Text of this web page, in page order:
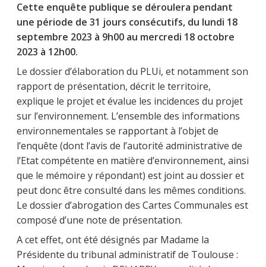
Cette enquête publique se déroulera pendant
une période de 31 jours consécutifs, du lundi 18
septembre 2023 à 9h00 au mercredi 18 octobre
2023 à 12h00.
Le dossier d’élaboration du PLUi, et notamment son
rapport de présentation, décrit le territoire,
explique le projet et évalue les incidences du projet
sur l’environnement. L’ensemble des informations
environnementales se rapportant à l’objet de
l’enquête (dont l’avis de l’autorité administrative de
l’Etat compétente en matière d’environnement, ainsi
que le mémoire y répondant) est joint au dossier et
peut donc être consulté dans les mêmes conditions.
Le dossier d’abrogation des Cartes Communales est
composé d’une note de présentation.
A cet effet, ont été désignés par Madame la
Présidente du tribunal administratif de Toulouse :